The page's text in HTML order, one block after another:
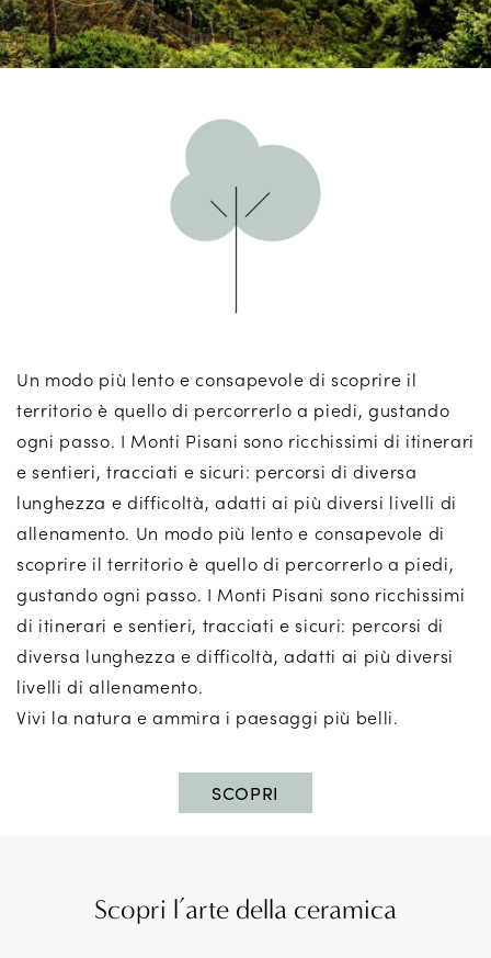
Un modo più lento e consapevole di scoprire il
territorio è quello di percorrerlo a piedi, gustando
ogni passo. I Monti Pisani sono ricchissimi di itinerari
e sentieri, tracciati e sicuri: percorsi di diversa
lunghezza e difficoltà, adatti ai più diversi livelli di
allenamento. Un modo più lento e consapevole di
scoprire il territorio è quello di percorrerlo a piedi,
gustando ogni passo. I Monti Pisani sono ricchissimi
di itinerari e sentieri, tracciati e sicuri: percorsi di
diversa lunghezza e difficoltà, adatti ai più diversi
livelli di allenamento.
Vivi la natura e ammira i paesaggi più belli.
SCOPRI
Scopri l’arte della ceramica